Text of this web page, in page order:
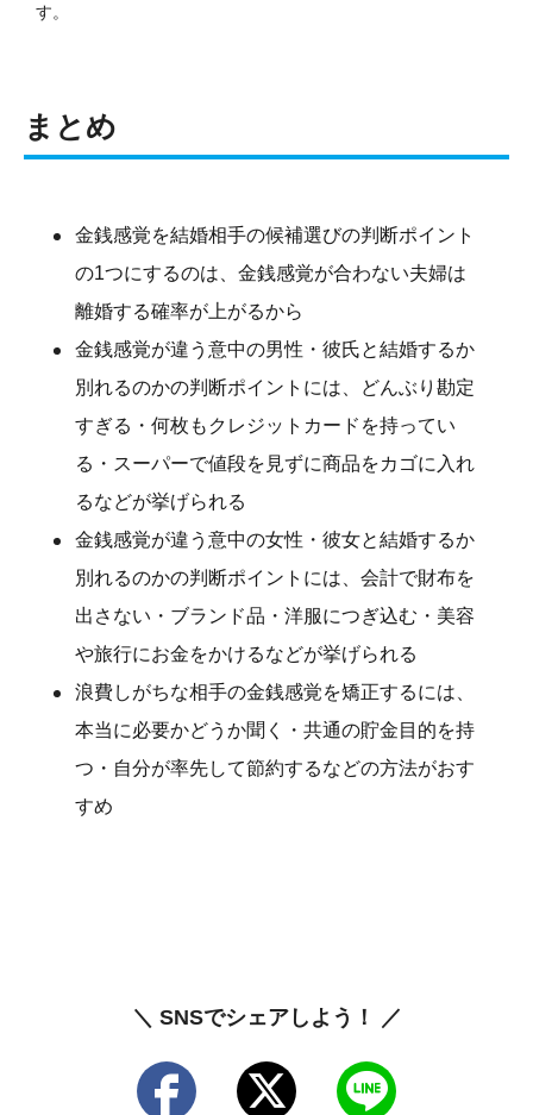
す。
まとめ
金銭感覚を結婚相手の候補選びの判断ポイント
の1つにするのは、金銭感覚が合わない夫婦は
離婚する確率が上がるから
金銭感覚が違う意中の男性・彼氏と結婚するか
別れるのかの判断ポイントには、どんぶり勘定
すぎる・何枚もクレジットカードを持ってい
る・スーパーで値段を見ずに商品をカゴに入れ
るなどが挙げられる
金銭感覚が違う意中の女性・彼女と結婚するか
別れるのかの判断ポイントには、会計で財布を
出さない・ブランド品・洋服につぎ込む・美容
や旅行にお金をかけるなどが挙げられる
浪費しがちな相手の金銭感覚を矯正するには、
本当に必要かどうか聞く・共通の貯金目的を持
つ・自分が率先して節約するなどの方法がおす
すめ
＼ SNSでシェアしよう！ ／